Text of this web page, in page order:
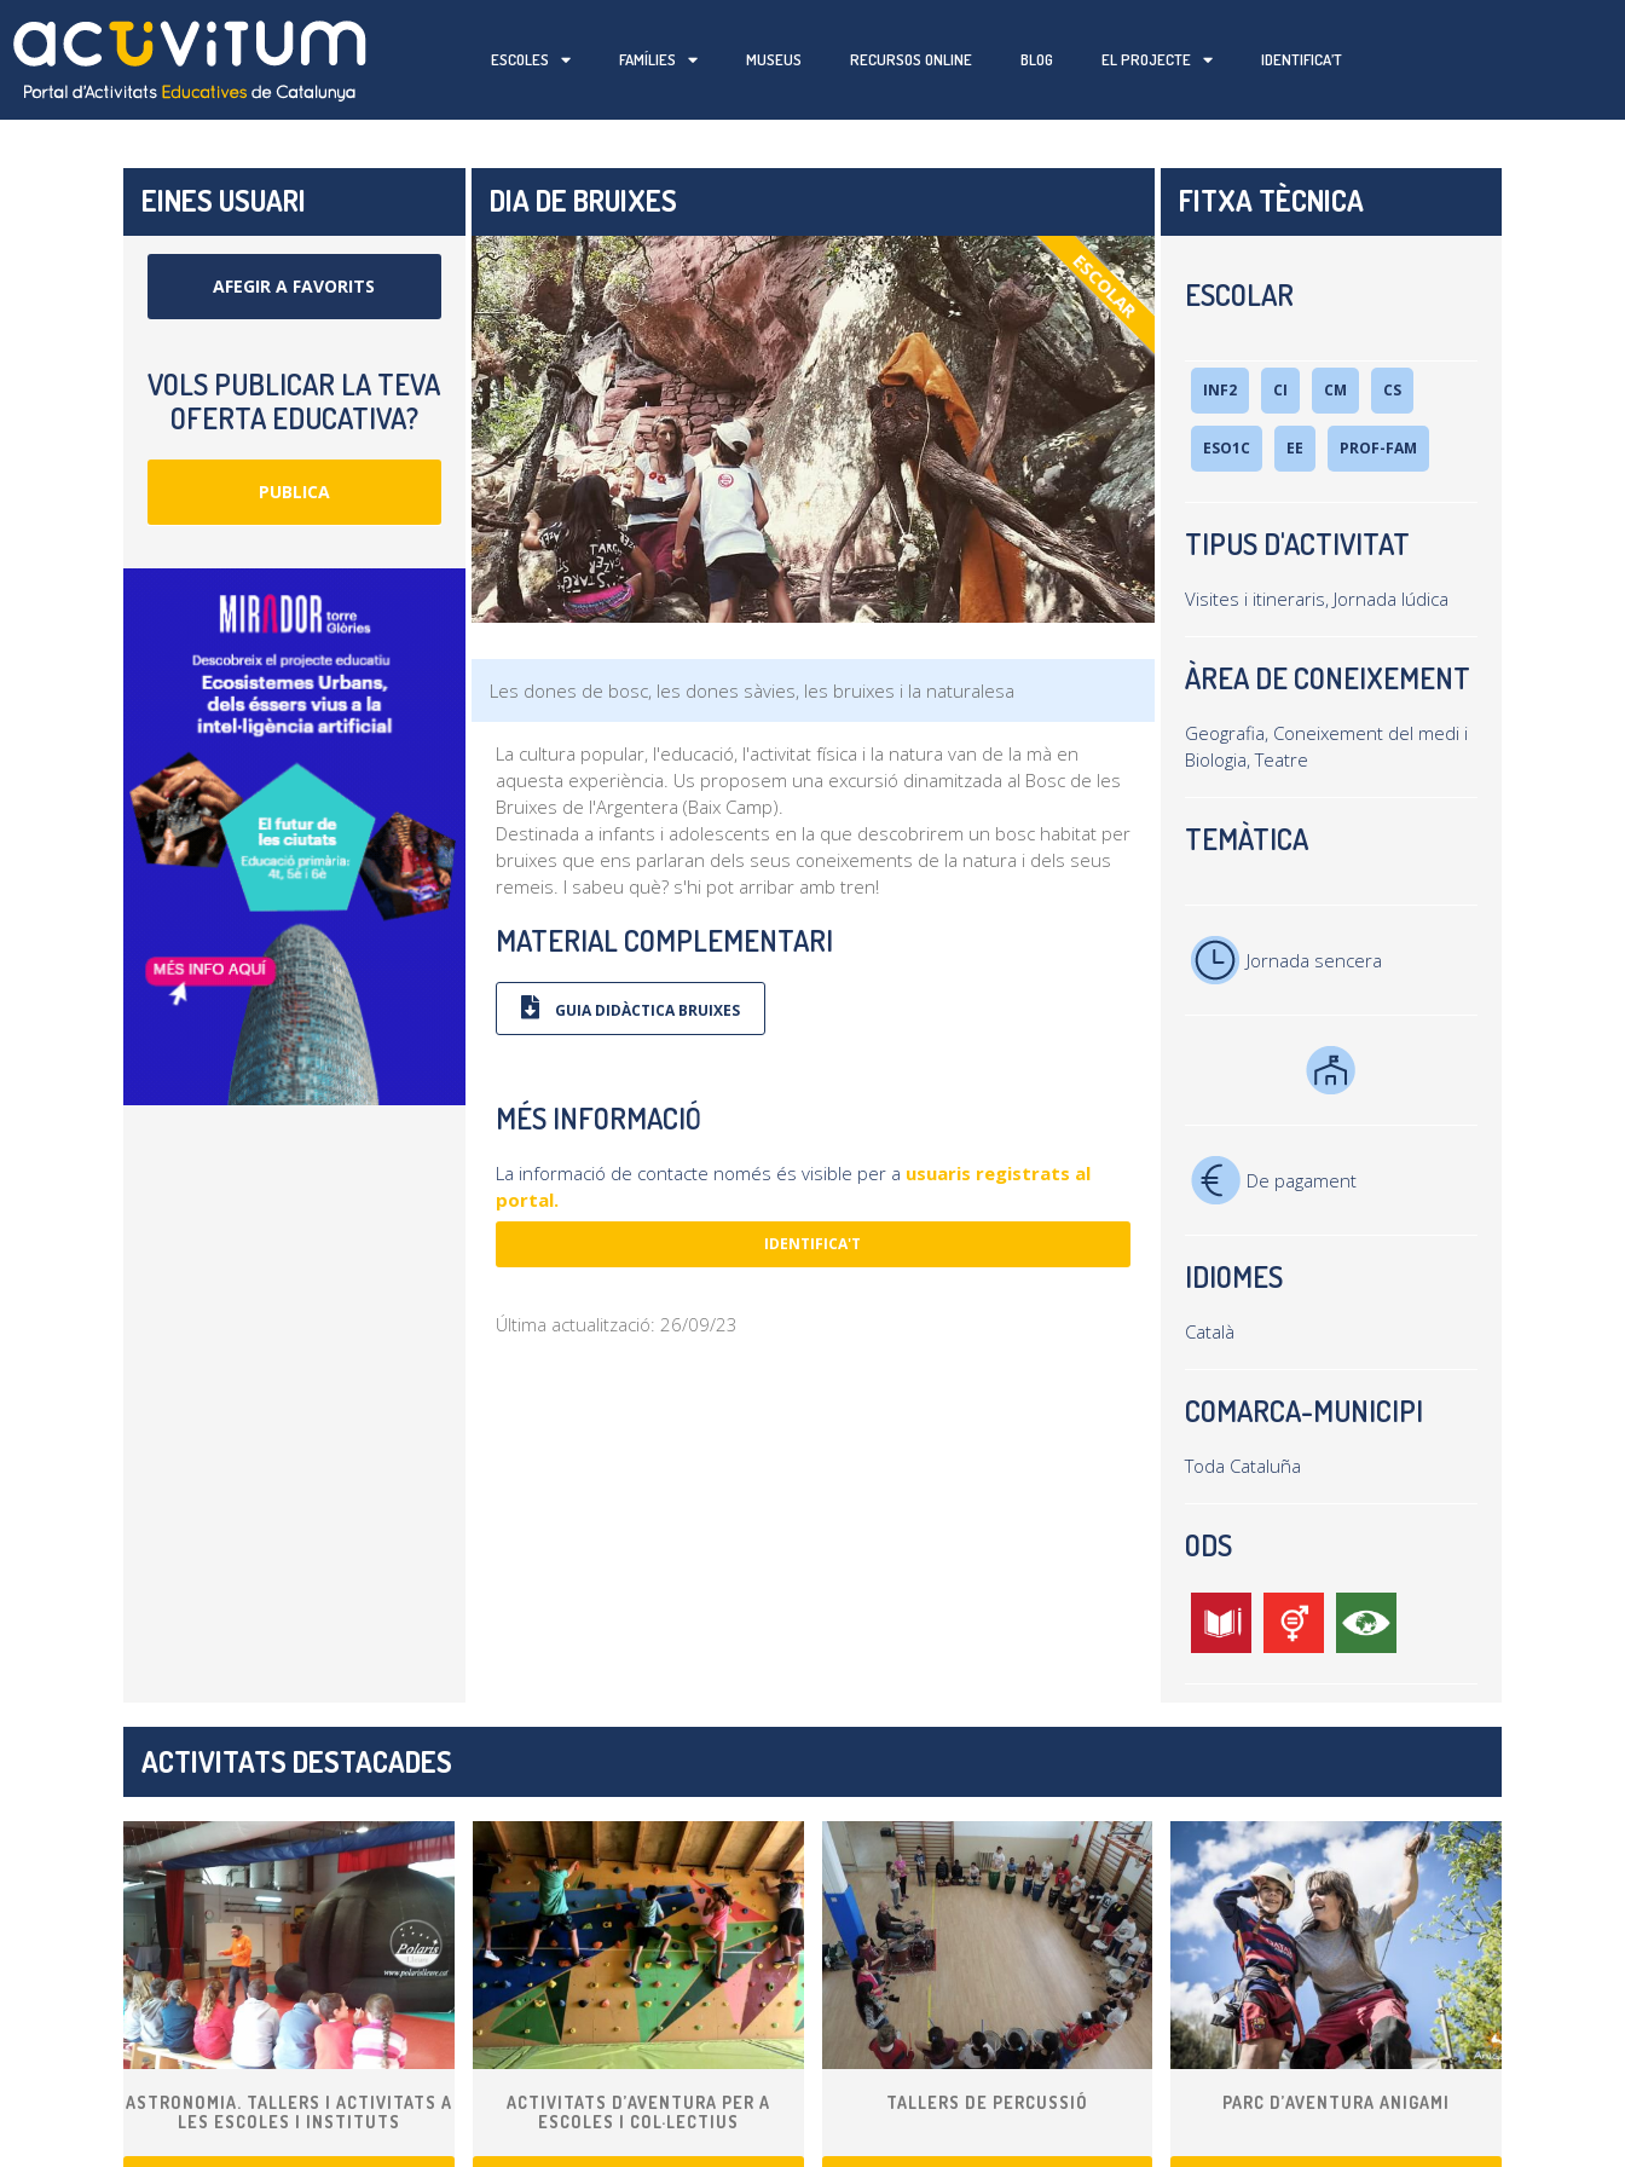
ESCOLES FAMÍLIES MUSEUS RECURSOS ONLINE BLOG EL PROJECTE IDENTIFICA’T
EINES USUARI
AFEGIR A FAVORITS
VOLS PUBLICAR LA TEVA
OFERTA EDUCATIVA?
PUBLICA
DIA DE BRUIXES
ESCOLAR
Les dones de bosc, les dones sàvies, les bruixes i la naturalesa
La cultura popular, l'educació, l'activitat física i la natura van de la mà en
aquesta experiència. Us proposem una excursió dinamitzada al Bosc de les
Bruixes de l'Argentera (Baix Camp).
Destinada a infants i adolescents en la que descobrirem un bosc habitat per
bruixes que ens parlaran dels seus coneixements de la natura i dels seus
remeis. I sabeu què? s'hi pot arribar amb tren!
MATERIAL COMPLEMENTARI
GUIA DIDÀCTICA BRUIXES
MÉS INFORMACIÓ
La informació de contacte només és visible per a usuaris registrats al
portal.
IDENTIFICA'T
Última actualització: 26/09/23
FITXA TÈCNICA
ESCOLAR
INF2 CI CM CS
ESO1C EE PROF-FAM
TIPUS D'ACTIVITAT
Visites i itineraris, Jornada lúdica
ÀREA DE CONEIXEMENT
Geografia, Coneixement del medi i
Biologia, Teatre
TEMÀTICA
Jornada sencera
De pagament
IDIOMES
Català
COMARCA-MUNICIPI
Toda Cataluña
ODS
ACTIVITATS DESTACADES
ASTRONOMIA. TALLERS I ACTIVITATS A
LES ESCOLES I INSTITUTS
ACTIVITATS D’AVENTURA PER A
ESCOLES I COL·LECTIUS
TALLERS DE PERCUSSIÓ PARC D’AVENTURA ANIGAMI